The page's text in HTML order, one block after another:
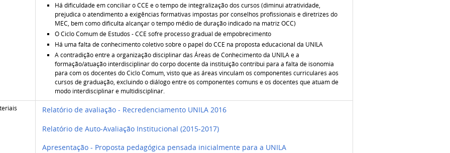
Há dificuldade em conciliar o CCE e o tempo de integralização dos cursos (diminui atratividade,
prejudica o atendimento a exigências formativas impostas por conselhos profissionais e diretrizes do
MEC, bem como dificulta alcançar o tempo médio de duração indicado na matriz OCC)
O Ciclo Comum de Estudos - CCE sofre processo gradual de empobrecimento
Há uma falta de conhecimento coletivo sobre o papel do CCE na proposta educacional da UNILA
A contradição entre a organização disciplinar das Áreas de Conhecimento da UNILA e a
formação/atuação interdisciplinar do corpo docente da instituição contribui para a falta de isonomia
para com os docentes do Ciclo Comum, visto que as áreas vinculam os componentes curriculares aos
cursos de graduação, excluindo o diálogo entre os componentes comuns e os docentes que atuam de
modo interdisciplinar e multidisciplinar.
Relatório de avaliação - Recredenciamento UNILA 2016
Relatório de Auto-Avaliação Institucional (2015-2017)
Apresentação - Proposta pedagógica pensada inicialmente para a UNILA